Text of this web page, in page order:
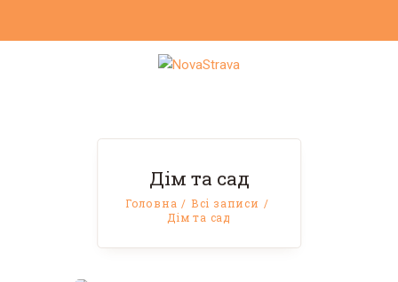
Дім та сад
Головна
Всі записи
Дім та сад